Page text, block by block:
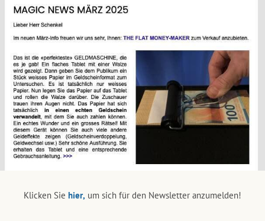
Klicken Sie hier, um sich für den Newsletter anzumelden!